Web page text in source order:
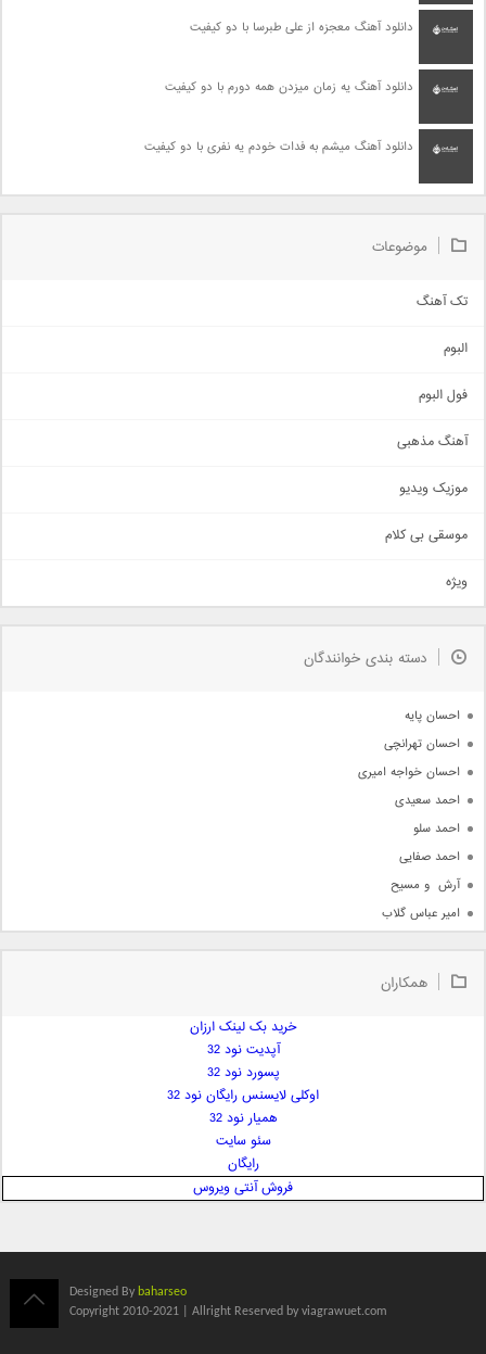
دانلود آهنگ معجزه از علی طبرسا با دو کیفیت
دانلود آهنگ یه زمان میزدن همه دورم با دو کیفیت
دانلود آهنگ میشم به فدات خودم یه نفری با دو کیفیت
موضوعات
تک آهنگ
اجتماعی
حماسی
سنتی
اهنگ بندرعباسی
دمو
مذهبی
جدیدترین ها
البوم
فول البوم
آهنگ مذهبی
موزیک ویدیو
موسقی بی کلام
ویژه
دسته بندی خوانندگان
احسان پایه
احسان تهرانچی
احسان خواجه امیری
احمد سعیدی
احمد سلو
احمد صفایی
آرش  و مسیح
امیر عباس گلاب
امیر علی
ایمان غلامی
بابک جهانبخش
همکاران
خرید بک لینک ارزان
آپدیت نود 32
پسورد نود 32
اوکلی لایسنس رایگان نود 32
همیار نود 32
سئو سایت
رایگان
فروش آنتی ویروس
Designed By baharseo
Copyright 2010-2021 | Allright Reserved by viagrawuet.com